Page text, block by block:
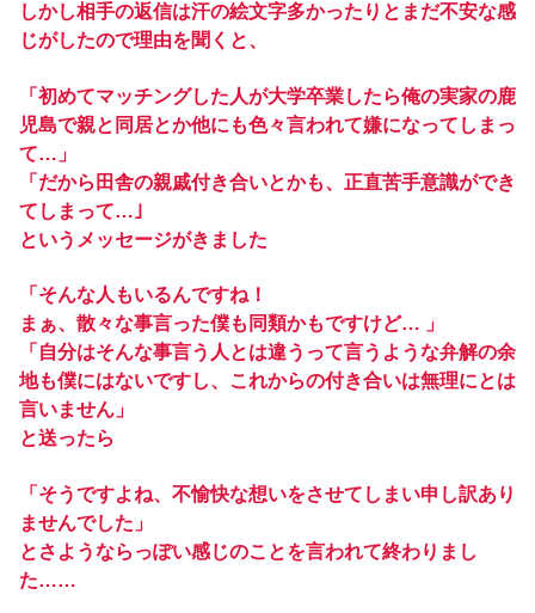
しかし相手の返信は汗の絵文字多かったりとまだ不安な感
じがしたので理由を聞くと、
「初めてマッチングした人が大学卒業したら俺の実家の鹿
児島で親と同居とか他にも色々言われて嫌になってしまっ
て…」
「だから田舎の親戚付き合いとかも、正直苦手意識ができ
てしまって…｣
というメッセージがきました
「そんな人もいるんですね！
まぁ、散々な事言った僕も同類かもですけど… 」
「自分はそんな事言う人とは違うって言うような弁解の余
地も僕にはないですし、これからの付き合いは無理にとは
言いません」
と送ったら
「そうですよね、不愉快な想いをさせてしまい申し訳あり
ませんでした」
とさようならっぽい感じのことを言われて終わりまし
た……